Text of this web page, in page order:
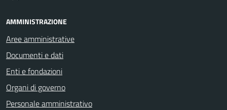
AMMINISTRAZIONE
Aree amministrative
Documenti e dati
Enti e fondazioni
Organi di governo
Personale amministrativo